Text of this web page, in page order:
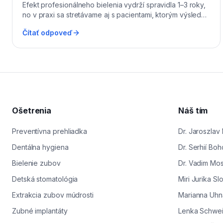
Efekt profesionálneho bielenia vydrží spravidla 1–3 roky,
no v praxi sa stretávame aj s pacientami, ktorým výsledok
životný štýl – káva, čierny čaj, červené víno, cvikla, kari
domáce bielenie individuálnymi nosičmi raz za rok.
kým pre povrch zubov plne rehydratuje.
Čítať odpoveď
Ošetrenia
Preventívna prehliadka
Dentálna hygiena
Bielenie zubov
Detská stomatológia
Extrakcia zubov múdrosti
Zubné implantáty
Náš tím
Dr. Jaroszlav
Dr. Serhií
Dr. Vadim
Miri Jurika
Marianna
Lenka